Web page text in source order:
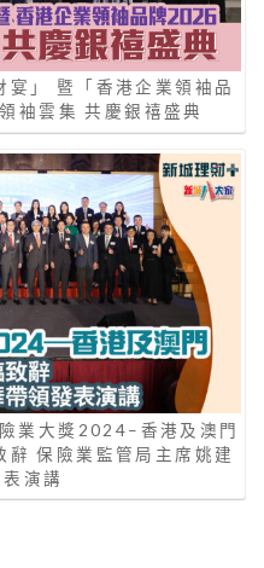
宴」 暨「香港企業領袖品
袖雲集 共慶銀禧盛典
業大獎2024–香港及澳門
辭 保險業監管局主席姚建
演講